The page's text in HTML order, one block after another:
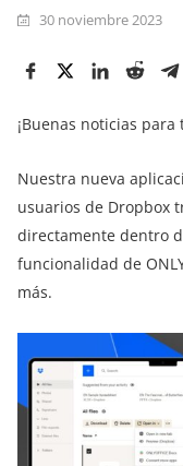
30 noviembre 2023
¡Buenas noticias para
Nuestra nueva
usuarios de Dropbox
directamente dentro
funcionalidad de
más.